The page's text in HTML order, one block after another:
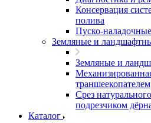
Консервация
полива
Пуско-
Земляные и
Земляные и
траншеекопателем
Срез
подрезчиком
Каталог